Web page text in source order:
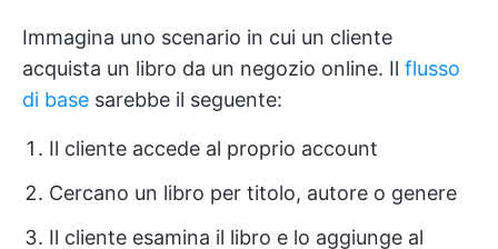
Immagina uno scenario in cui un cliente
acquista un libro da un negozio online. Il flusso
di base sarebbe il seguente:
Il cliente accede al proprio account
Cercano un libro per titolo, autore o genere
Il cliente esamina il libro e lo aggiunge al